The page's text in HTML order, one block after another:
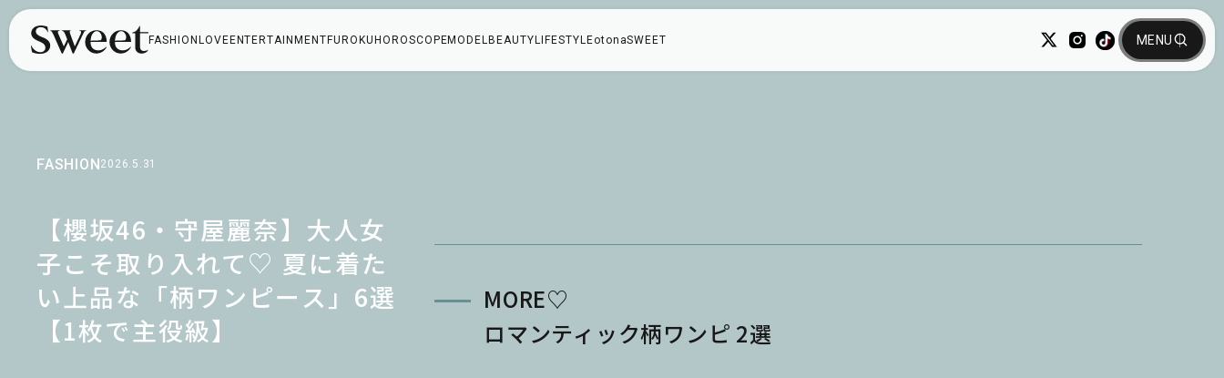
FASHION LOVE ENTERTAINMENT FUROKU HOROSCOPEMODEL BEAUTY LIFESTYLEotonaSWEET
FASHION2026.5.31
【櫻坂46・守屋麗奈】大人女
子こそ取り入れて♡ 夏に着た
い上品な「柄ワンピース」6選
【1枚で主役級】
MORE♡
ロマンティック柄ワンピ 2選